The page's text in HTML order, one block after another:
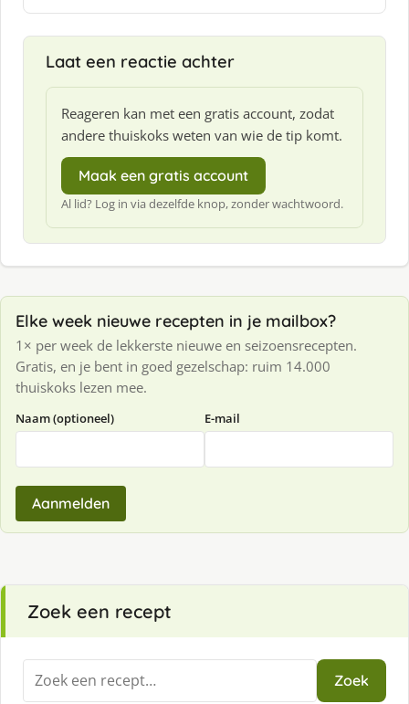
:
Laat een reactie achter
Reageren kan met een gratis account, zodat
andere thuiskoks weten van wie de tip komt.
Maak een gratis account
Al lid? Log in via dezelfde knop, zonder wachtwoord.
Elke week nieuwe recepten in je mailbox?
1× per week de lekkerste nieuwe en seizoensrecepten.
Gratis, en je bent in goed gezelschap: ruim 14.000
thuiskoks lezen mee.
Naam (optioneel) E-mail
Aanmelden
Zoek een recept
Zoeken
naar:
Zoek